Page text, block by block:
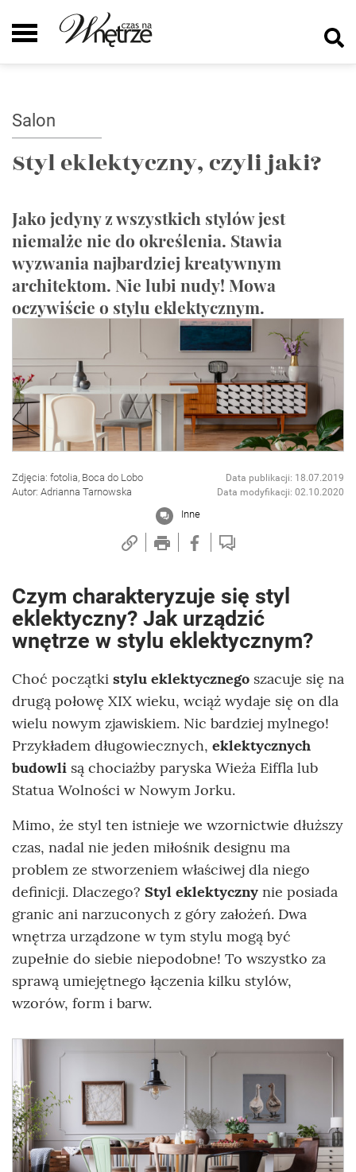
Salon
Styl eklektyczny, czyli jaki?
Jako jedyny z wszystkich stylów jest
niemalże nie do określenia. Stawia
wyzwania najbardziej kreatywnym
architektom. Nie lubi nudy! Mowa
oczywiście o stylu eklektycznym.
Zdjęcia: fotolia, Boca do Lobo
Autor: Adrianna Tarnowska
Data publikacji: 18.07.2019
Data modyfikacji: 02.10.2020
Inne
Czym charakteryzuje się styl
eklektyczny? Jak urządzić
wnętrze w stylu eklektycznym?
Choć początki stylu eklektycznego szacuje się na
drugą połowę XIX wieku, wciąż wydaje się on dla
wielu nowym zjawiskiem. Nic bardziej mylnego!
Przykładem długowiecznych, eklektycznych
budowli są chociażby paryska Wieża Eiffla lub
Statua Wolności w Nowym Jorku.
Mimo, że styl ten istnieje we wzornictwie dłuższy
czas, nadal nie jeden miłośnik designu ma
problem ze stworzeniem właściwej dla niego
definicji. Dlaczego? Styl eklektyczny nie posiada
granic ani narzuconych z góry założeń. Dwa
wnętrza urządzone w tym stylu mogą być
zupełnie do siebie niepodobne! To wszystko za
sprawą umiejętnego łączenia kilku stylów,
wzorów, form i barw.